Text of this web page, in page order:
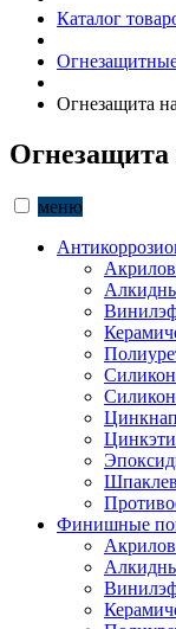
Каталог
Огнезащита
Огнезащита
меню
Финишные